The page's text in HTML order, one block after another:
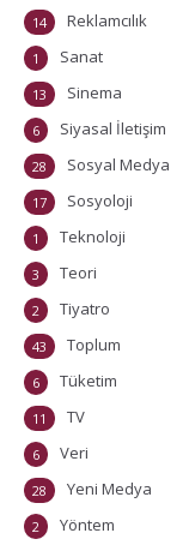
Reklamcılık
14
Sanat
1
Sinema
13
Siyasal İletişim
6
Sosyal Medya
28
Sosyoloji
17
Teknoloji
1
Teori
3
Tiyatro
2
Toplum
43
Tüketim
6
TV
11
Veri
6
Yeni Medya
28
Yöntem
2